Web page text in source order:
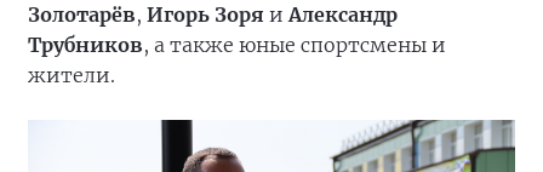
Золотарёв, Игорь Зоря иАлександр
Трубников, а также юные спортсмены и
жители.